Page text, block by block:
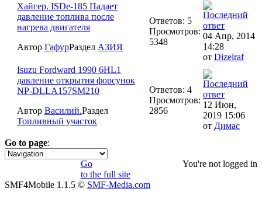
Хайгер. ISDe-185 Падает
давление топлива после
нагрева двигателя
Автор ГафурРаздел АЗИЯ
Ответов: 5
Просмотров:
5348
04 Апр, 2014
14:28
от Dizelraf
Isuzu Fordward 1990 6HL1
давление открытия форсунок
NP-DLLA157SM210
Автор Василий.Раздел
Топливный участок
Ответов: 4
Просмотров:
2856
12 Июн,
2019 15:06
от Димас
Go to page:
1
You're not logged in
Go
to the full site
SMF4Mobile 1.1.5 © SMF-Media.com